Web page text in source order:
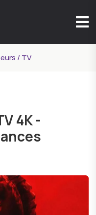
/ TV
4K -